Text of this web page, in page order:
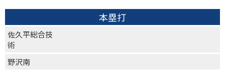
本塁打
佐久平総合技
術
野沢南